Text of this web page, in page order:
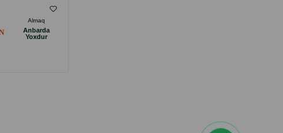
Almaq
Anbarda
Yoxdur